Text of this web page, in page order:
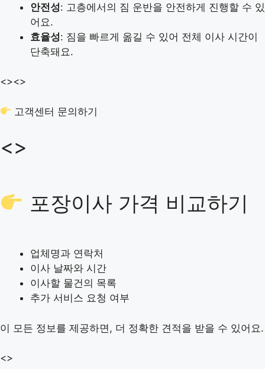
안전성: 고층에서의 짐 운반을 안전하게 진행할 수 있
어요.
효율성: 짐을 빠르게 옮길 수 있어 전체 이사 시간이
단축돼요.
<><>
고객센터 문의하기
<>
포장이사 가격 비교하기
업체명과 연락처
이사 날짜와 시간
이사할 물건의 목록
추가 서비스 요청 여부
이 모든 정보를 제공하면, 더 정확한 견적을 받을 수 있어요.
<>